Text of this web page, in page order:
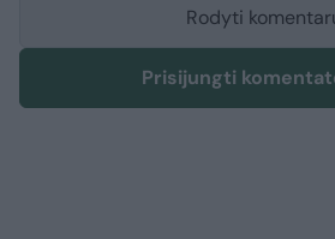
Rodyti
Prisijungti